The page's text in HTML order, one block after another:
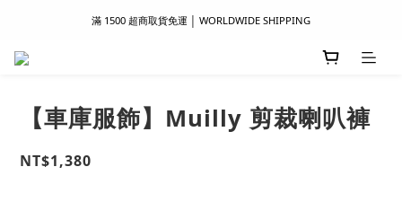
滿 1500 超商取貨免運 │ WORLDWIDE SHIPPING
滿 1500 超商取貨免運 │ WORLDWIDE SHIPPING
【車庫服飾】Muilly 剪裁喇叭褲
NT$1,380